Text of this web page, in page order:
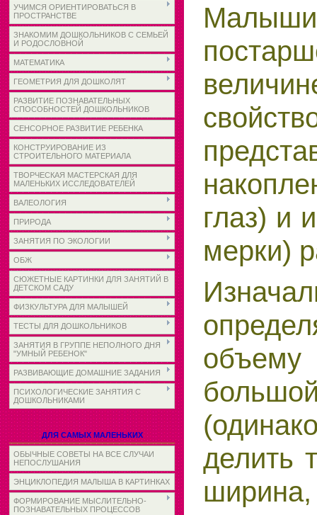
УЧИМСЯ ОРИЕНТИРОВАТЬСЯ В
ПРОСТРАНСТВЕ
ЗНАКОМИМ ДОШКОЛЬНИКОВ С СЕМЬЕЙ
И РОДОСЛОВНОЙ
МАТЕМАТИКА
ГЕОМЕТРИЯ ДЛЯ ДОШКОЛЯТ
РАЗВИТИЕ ПОЗНАВАТЕЛЬНЫХ
СПОСОБНОСТЕЙ ДОШКОЛЬНИКОВ
СЕНСОРНОЕ РАЗВИТИЕ РЕБЕНКА
КОНСТРУИРОВАНИЕ ИЗ
СТРОИТЕЛЬНОГО МАТЕРИАЛА
ТВОРЧЕСКАЯ МАСТЕРСКАЯ ДЛЯ
МАЛЕНЬКИХ ИССЛЕДОВАТЕЛЕЙ
ВАЛЕОЛОГИЯ
ПРИРОДА
ЗАНЯТИЯ ПО ЭКОЛОГИИ
ОБЖ
СЮЖЕТНЫЕ КАРТИНКИ ДЛЯ ЗАНЯТИЙ В
ДЕТСКОМ САДУ
ФИЗКУЛЬТУРА ДЛЯ МАЛЫШЕЙ
ТЕСТЫ ДЛЯ ДОШКОЛЬНИКОВ
ЗАНЯТИЯ В ГРУППЕ НЕПОЛНОГО ДНЯ
"УМНЫЙ РЕБЕНОК"
РАЗВИВАЮЩИЕ ДОМАШНИЕ ЗАДАНИЯ
ПСИХОЛОГИЧЕСКИЕ ЗАНЯТИЯ С
ДОШКОЛЬНИКАМИ
ДЛЯ САМЫХ МАЛЕНЬКИХ
ОБЫЧНЫЕ СОВЕТЫ НА ВСЕ СЛУЧАИ
НЕПОСЛУШАНИЯ
ЭНЦИКЛОПЕДИЯ МАЛЫША В КАРТИНКАХ
ФОРМИРОВАНИЕ МЫСЛИТЕЛЬНО-
ПОЗНАВАТЕЛЬНЫХ ПРОЦЕССОВ
глаз) и
мерки)
делить
ширина,